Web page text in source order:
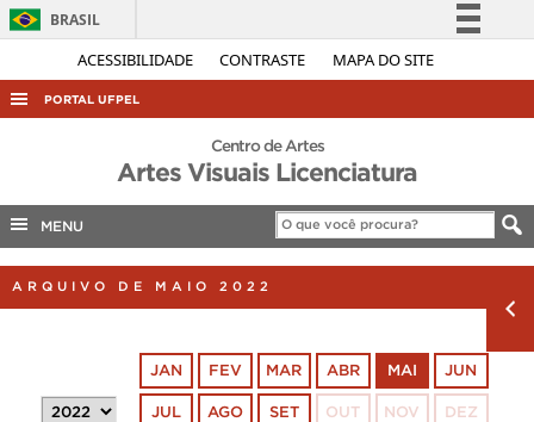
ACESSIBILIDADE CONTRASTE MAPA DO SITE
BRASIL
Simplifique!
Acesso à informação
Legislação
Canais
PORTAL UFPEL
COBALTO
Centro de Artes
Artes Visuais Licenciatura
MENU
ARQUIVO DE MAIO 2022
JAN FEV MAR ABR MAI JUN
JUL AGO SET OUT NOV DEZ